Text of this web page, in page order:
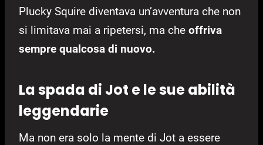
Plucky Squire diventava un’avventura che non
si limitava mai a ripetersi, ma che offriva
sempre qualcosa di nuovo.
La spada di Jot e le sue abilità
leggendarie
Ma non era solo la mente di Jot a essere